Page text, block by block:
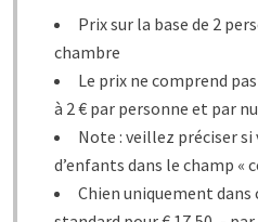
Prix sur la base de 2
chambre
Le prix ne comprend
à 2 € par personne et par
Note : veillez préciser si
d’enfants dans le champ «
Chien uniquement